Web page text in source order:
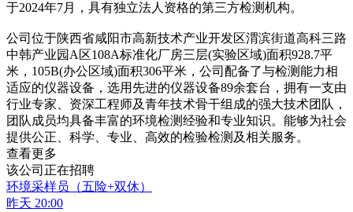
于2024年7月，具有独立法人资格的第三方检测机构。
公司位于陕西省咸阳市高新技术产业开发区渭滨街道高科三路
中韩产业园A区108A标准化厂房三层(实验区域)面积928.7平
米，105B(办公区域)面积306平米，公司配备了与检测能力相
适应的仪器设备，选用先进的仪器设备89余套台，拥有一支由
行业专家、资深工程师及青年技术骨干组成的强大技术团队，
团队成员均具备丰富的环境检测经验和专业知识。能够为社会
提供公正、科学、专业、高效的检验检测及相关服务。
查看更多
该公司正在招聘
环境采样员（五险+双休）
昨天 20:00